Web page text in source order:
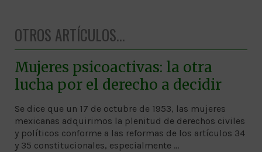
OTROS ARTÍCULOS...
Mujeres psicoactivas: la otra
lucha por el derecho a decidir
Se dice que un 17 de octubre de 1953, las mujeres
mexicanas adquirimos la plenitud de derechos civiles
y políticos conforme a las reformas de los artículos 34
y 35 constitucionales, especialmente …